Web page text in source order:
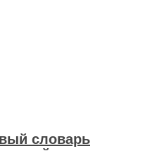
словарь